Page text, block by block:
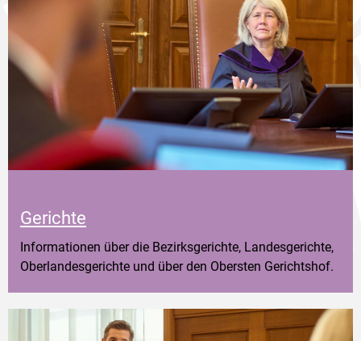
Gerichte
Informationen über die Bezirksgerichte, Landesgerichte,
Oberlandesgerichte und über den Obersten Gerichtshof.